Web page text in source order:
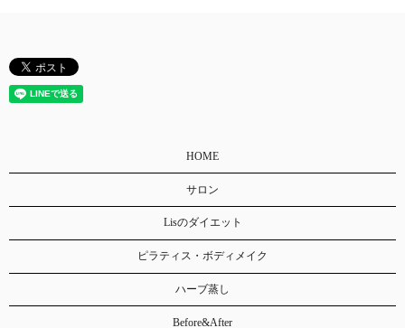
HOME
サロン
Lisのダイエット
ピラティス・ボディメイク
ハーブ蒸し
Before&After